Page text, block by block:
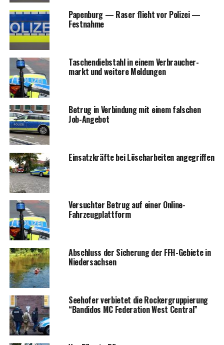
Papen­burg — Raser flieht vor Poli­zei —
Festnahme
Taschen­dieb­stahl in einem Ver­brau­cher­
markt und wei­te­re Meldungen
Betrug in Ver­bin­dung mit einem fal­schen
Job-Angebot
Ein­satz­kräf­te bei Lösch­ar­bei­ten angegriffen
Ver­such­ter Betrug auf einer Online-
Fahrzeugplattform
Abschluss der Siche­rung der FFH-Gebie­te in
Niedersachsen
See­ho­fer ver­bie­tet die Rocker­grup­pie­rung
“Ban­di­dos MC Fede­ra­ti­on West Central”